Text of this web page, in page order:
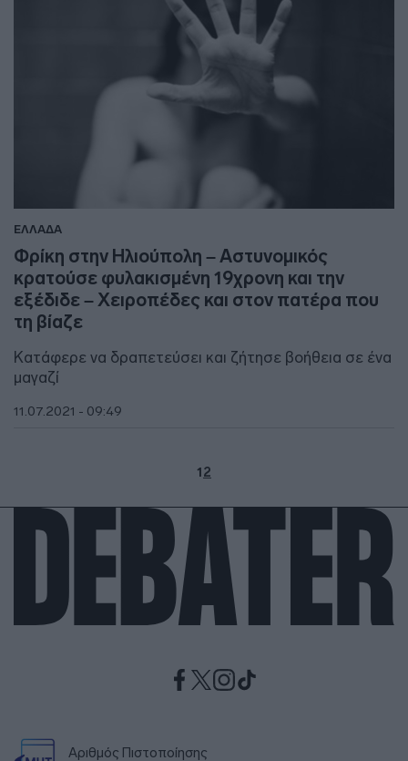
ΕΛΛΑΔΑ
Φρίκη στην Ηλιούπολη – Αστυνομικός
κρατούσε φυλακισμένη 19χρονη και την
εξέδιδε – Χειροπέδες και στον πατέρα που
τη βίαζε
Κατάφερε να δραπετεύσει και ζήτησε βοήθεια σε ένα
μαγαζί
11.07.2021 - 09:49
12
Αριθμός Πιστοποίησης